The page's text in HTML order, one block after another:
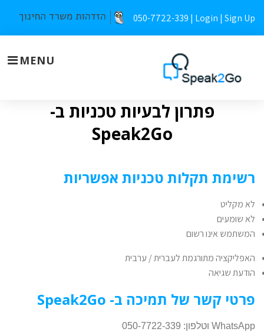
content
050-7722-339 | Login | Sign Up
MENU
פתרון לבעיות טכניות ב-
Speak2Go
רשימת תקלות טכניות אפשריות
לא מקליט
לא שומעים
המשתמש אינו רשום
האפליקציה מתורגמת לעברית / ערבית
הודעת שגיאה
פרטי קשר של תמיכה ב- Speak2Go
WhatsApp וטלפון: 050-7722-339